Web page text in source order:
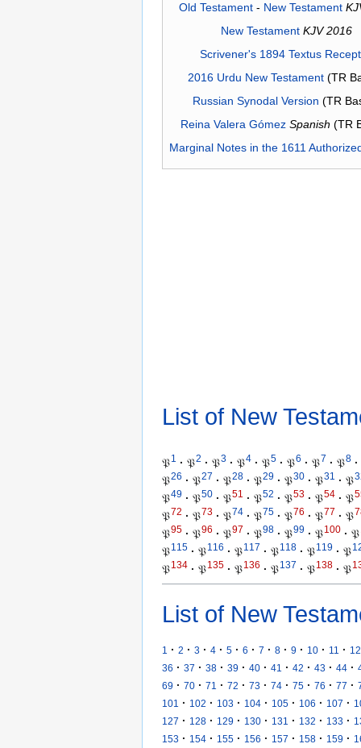
Old Testament- New Testament
New Testament KJV 2016
Scrivener's 1894 Textus
2016 Urdu New Testament(TR
Russian Synodal Version (TR
Reina Valera Gómez Spanish (TR
Marginal Notes in the 1611
List of New
𝔓1 · 𝔓2 · 𝔓3 · 𝔓4 · 𝔓5 · 𝔓6 · 𝔓7 · 𝔓8 ·
𝔓26 · 𝔓27 · 𝔓28 · 𝔓29 · 𝔓30 · 𝔓31 · 𝔓
𝔓49 · 𝔓50 · 𝔓51 · 𝔓52 · 𝔓53 · 𝔓54 · 𝔓
𝔓72 · 𝔓73 · 𝔓74 · 𝔓75 · 𝔓76 · 𝔓77 · 𝔓
𝔓95 · 𝔓96 · 𝔓97 · 𝔓98 · 𝔓99 · 𝔓100 · 𝔓
𝔓115 · 𝔓116 · 𝔓117 · 𝔓118 · 𝔓119 · 𝔓
𝔓134 · 𝔓135 · 𝔓136 · 𝔓137 · 𝔓138 · 𝔓
List of New
1 · 2 · 3 · 4 · 5 · 6 · 7 · 8 · 9 · 10 · 11 · 12
36 · 37 · 38 · 39 · 40 · 41 · 42 · 43 · 44 ·
69 · 70 · 71 · 72 · 73 · 74 · 75 · 76 · 77 ·
101
· 102 · 103 · 104 · 105 · 106 · 107 ·
127 · 128 · 129 · 130 · 131 · 132 · 133 ·
153 · 154 · 155 · 156 · 157 · 158 · 159 ·